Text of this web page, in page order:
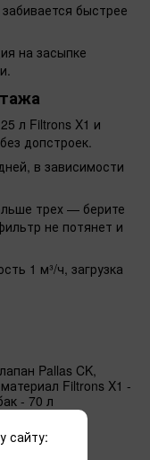
быстрее
на засыпке
л Filtrons X1 и
допстроек.
в зависимости
трех — берите
не потянет и
1 м³/ч, загрузка
Pallas CK,
Filtrons X1 -
- 70 л
сайту: